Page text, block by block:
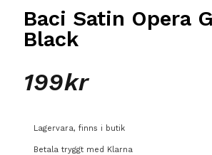
Baci Satin Opera
Black
199kr
Lagervara, finns i butik
Betala tryggt med Klarna